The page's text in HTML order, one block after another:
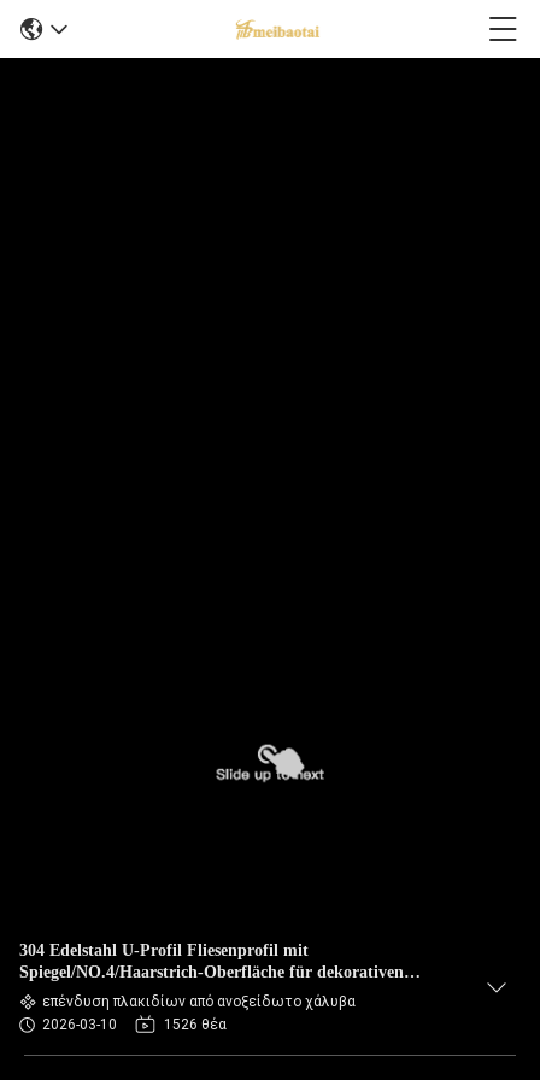
304 Edelstahl U-Profil Fliesenprofil mit
Spiegel/NO.4/Haarstrich-Oberfläche für dekorativen
Eckenschutz
επένδυση πλακιδίων από ανοξείδωτο χάλυβα
2026-03-10
1526 θέα